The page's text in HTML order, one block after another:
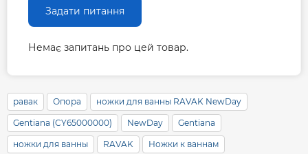
Задати питання
Немає запитань про цей товар.
равак Опора ножки для ванны RAVAK NewDay
Gentiana (CY65000000) NewDay Gentiana
ножки для ванны RAVAK Ножки к ваннам